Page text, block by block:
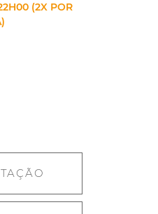
(2X POR